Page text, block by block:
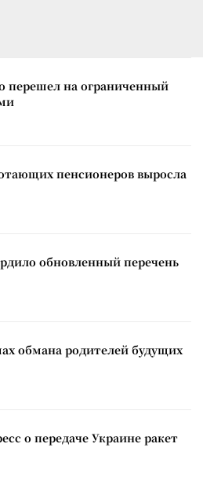
перешел на ограниченный
пенсионеров выросла
обновленный перечень
обмана родителей будущих
о передаче Украине ракет